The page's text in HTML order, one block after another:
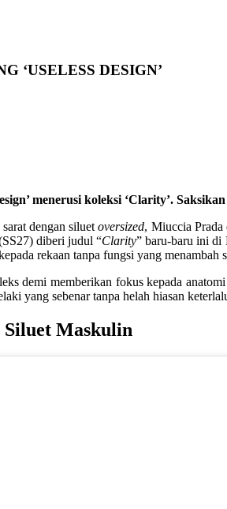
‘USELESS DESIGN’
menerusi koleksi ‘Clarity’.
dengan siluetoversized, Miuccia Prada
diberi judul “Clarity” baru-baru ini di
rekaan tanpa fungsi yang menambah
demi memberikan fokus kepada
yang sebenar tanpa helah hiasan
Siluet Maskulin